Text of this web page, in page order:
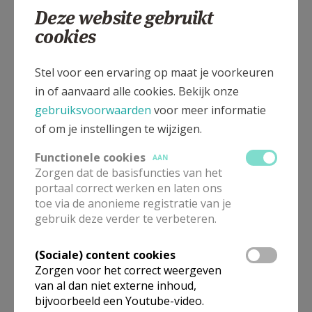
leest het, we zitten midden in een
veranderingsproces.
parochieassistente
In het voorjaar voelde Caroline dat het werk haar
toch wat boven het hoofd groeide en dat de zaken
niet altijd liepen zoals ze gehoopt had. Dat zette haar
aan het denken en ze koos er voor om haar taak als
parochieassistente stop te zetten. Sinds 31 augustus
werkt Caroline niet meer voor onze PE. Ze koos
resoluut voor het godsdienstonderwijs en daar
wensen we haar veel succes bij. Maar we kunnen
haar niet zomaar laten gaan. We willen haar graag
bedanken voor alles wat zij voor onze PE heeft
gedaan. Daarom nodigen we haar (met haar gezin)
uit op 20 september om 16 u. in de Mantel.
Deze website gebruikt
cookies
Stel voor een ervaring op maat je voorkeuren
in of aanvaard alle cookies. Bekijk onze
gebruiksvoorwaarden voor meer informatie
of om je instellingen te wijzigen.
Functionele cookies
AAN
Zorgen dat de basisfuncties van het
portaal correct werken en laten ons
toe via de anonieme registratie van je
gebruik deze verder te verbeteren.
(Sociale) content cookies
Zorgen voor het correct weergeven
van al dan niet externe inhoud,
bijvoorbeeld een Youtube-video.